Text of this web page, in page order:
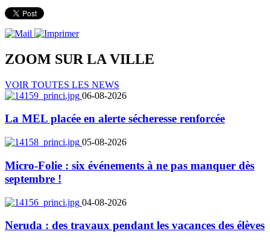
ZOOM SUR LA VILLE
VOIR TOUTES LES NEWS
06-08-2026
La MEL placée en alerte sécheresse renforcée
05-08-2026
Micro-Folie : six événements à ne pas manquer dès
septembre !
04-08-2026
Neruda : des travaux pendant les vacances des élèves